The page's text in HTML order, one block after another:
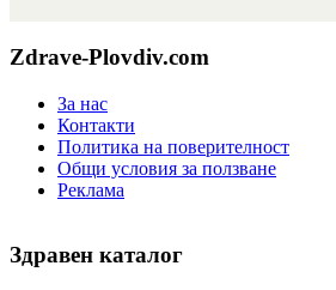
Zdrave-Plovdiv.com
За нас
Контакти
Политика на поверителност
Общи условия за ползване
Реклама
Здравен каталог